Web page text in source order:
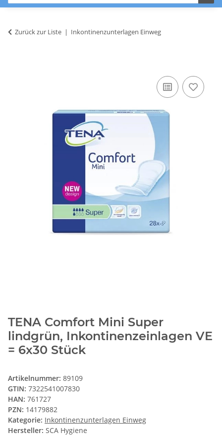
Zurück zur Liste Inkontinenzunterlagen Einweg
TENA Comfort Mini Super
lindgrün, Inkontinenzeinlagen VE
= 6x30 Stück
Artikelnummer: 89109
GTIN: 7322541007830
HAN: 761727
PZN: 14179882
Kategorie: Inkontinenzunterlagen Einweg
Hersteller: SCA Hygiene